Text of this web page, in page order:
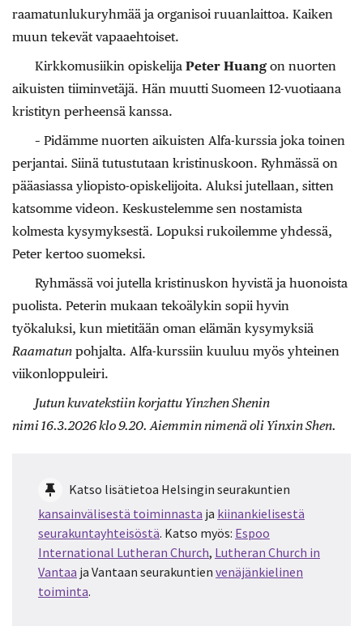
raamatunlukuryhmää ja organisoi ruuanlaittoa. Kaiken
muun tekevät vapaaehtoiset.
Kirkkomusiikin opiskelija Peter Huangon nuorten
aikuisten tiiminvetäjä. Hän muutti Suomeen 12-vuotiaana
kristityn perheensä kanssa.
– Pidämme nuorten aikuisten Alfa-kurssia joka toinen
perjantai. Siinä tutustutaan kristinuskoon. Ryhmässä on
pääasiassa yliopisto-opiskelijoita. Aluksi jutellaan, sitten
katsomme videon. Keskustelemme sen nostamista
kolmesta kysymyksestä. Lopuksi rukoilemme yhdessä,
Peter kertoo suomeksi.
Ryhmässä voi jutella kristinuskon hyvistä ja huonoista
puolista. Peterin mukaan tekoälykin sopii hyvin
työkaluksi, kun mietitään oman elämän kysymyksiä
Raamatun pohjalta. Alfa-kurssiin kuuluu myös yhteinen
viikonloppuleiri.
Jutun kuvatekstiin korjattu Yinzhen Shenin
nimi 16.3.2026 klo 9.20. Aiemmin nimenä oli Yinxin Shen.
Katso lisätietoa Helsingin seurakuntien
kansainvälisestä toiminnasta ja kiinankielisestä
seurakuntayhteisöstä. Katso myös: Espoo
International Lutheran Church, Lutheran Church in
Vantaa ja Vantaan seurakuntien venäjänkielinen
toiminta.